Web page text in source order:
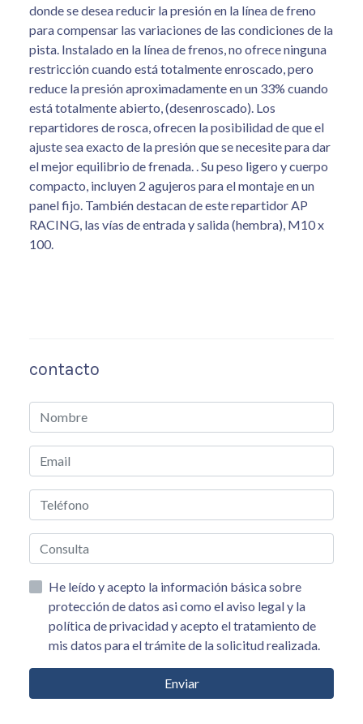
donde se desea reducir la presión en la línea de freno
para compensar las variaciones de las condiciones de la
pista. Instalado en la línea de frenos, no ofrece ninguna
restricción cuando está totalmente enroscado, pero
reduce la presión aproximadamente en un 33% cuando
está totalmente abierto, (desenroscado). Los
repartidores de rosca, ofrecen la posibilidad de que el
ajuste sea exacto de la presión que se necesite para dar
el mejor equilibrio de frenada. . Su peso ligero y cuerpo
compacto, incluyen 2 agujeros para el montaje en un
panel fijo. También destacan de este repartidor AP
RACING, las vías de entrada y salida (hembra), M10 x
100.
contacto
He leído y acepto la información básica sobre
protección de datos asi como el aviso legal y la
política de privacidad y acepto el tratamiento de
mis datos para el trámite de la solicitud realizada.
Enviar